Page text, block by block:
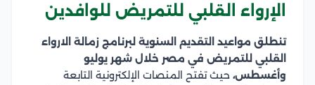
الإرواء القلبي للتمريض للوافدين
تنطلق مواعيد التقديم السنوية لبرنامج زمالة الارواء
القلبي للتمريض في مصر خلال شهر يوليو
وأغسطس، حيث تفتح المنصات الإلكترونية التابعة